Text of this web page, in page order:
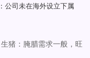
公司未在海外设立下属
猪：腌腊需求一般，旺